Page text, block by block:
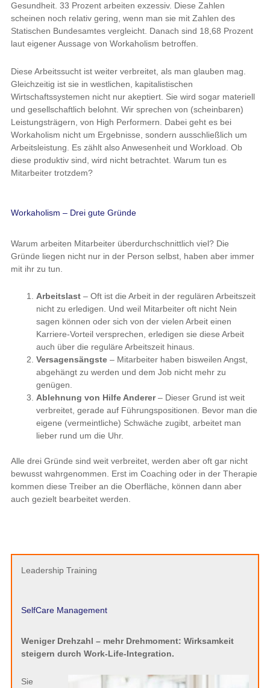
Gesundheit. 33 Prozent arbeiten exzessiv. Diese Zahlen
scheinen noch relativ gering, wenn man sie mit Zahlen des
Statischen Bundesamtes vergleicht. Danach sind 18,68 Prozent
laut eigener Aussage von Workaholism betroffen.
Diese Arbeitssucht ist weiter verbreitet, als man glauben mag.
Gleichzeitig ist sie in westlichen, kapitalistischen
Wirtschaftssystemen nicht nur akeptiert. Sie wird sogar materiell
und gesellschaftlich belohnt. Wir sprechen von (scheinbaren)
Leistungsträgern, von High Performern. Dabei geht es bei
Workaholism nicht um Ergebnisse, sondern ausschließlich um
Arbeitsleistung. Es zählt also Anwesenheit und Workload. Ob
diese produktiv sind, wird nicht betrachtet. Warum tun es
Mitarbeiter trotzdem?
Workaholism – Drei gute Gründe
Warum arbeiten Mitarbeiter überdurchschnittlich viel? Die
Gründe liegen nicht nur in der Person selbst, haben aber immer
mit ihr zu tun.
Arbeitslast– Oft ist die Arbeit in der regulären Arbeitszeit
nicht zu erledigen. Und weil Mitarbeiter oft nicht Nein
sagen können oder sich von der vielen Arbeit einen
Karriere-Vorteil versprechen, erledigen sie diese Arbeit
auch über die reguläre Arbeitszeit hinaus.
Versagensängste– Mitarbeiter haben bisweilen Angst,
abgehängt zu werden und dem Job nicht mehr zu
genügen.
Ablehnung von Hilfe Anderer– Dieser Grund ist weit
verbreitet, gerade auf Führungspositionen. Bevor man die
eigene (vermeintliche) Schwäche zugibt, arbeitet man
lieber rund um die Uhr.
Alle drei Gründe sind weit verbreitet, werden aber oft gar nicht
bewusst wahrgenommen. Erst im Coaching oder in der Therapie
kommen diese Treiber an die Oberfläche, können dann aber
auch gezielt bearbeitet werden.
Leadership Training
SelfCare Management
Weniger Drehzahl – mehr Drehmoment: Wirksamkeit
steigern durch Work-Life-Integration.
Sie